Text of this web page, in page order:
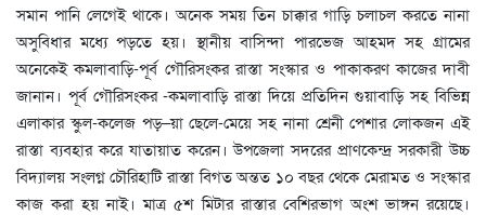
সমান পানি লেগেই থাকে। অনেক সময় তিন চাক্কার গাড়ি চলাচল করতে নানা
অসুবিধার মধ্যে পড়তে হয়। স্থানীয় বাসিন্দা পারভেজ আহমদ সহ গ্রামের
অনেকেই কমলাবাড়ি-পূর্ব গৌরিসংকর রাস্তা সংস্কার ও পাকাকরণ কাজের দাবী
জানান। পূর্ব গৌরিসংকর -কমলাবাড়ি রাস্তা দিয়ে প্রতিদিন গুয়াবাড়ি সহ বিভিন্ন
এলাকার স্কুল-কলেজ পড়–য়া ছেলে-মেয়ে সহ নানা শ্রেনী পেশার লোকজন এই
রাস্তা ব্যবহার করে যাতায়াত করেন। উপজেলা সদরের প্রাণকেন্দ্র সরকারী উচ্চ
বিদ্যালয় সংলগ্ন চৌরিহাটি রাস্তা বিগত অন্তত ১০ বছর থেকে মেরামত ও সংস্কার
কাজ করা হয় নাই। মাত্র ৫শ মিটার রাস্তার বেশিরভাগ অংশ ভাঙ্গন রয়েছে।